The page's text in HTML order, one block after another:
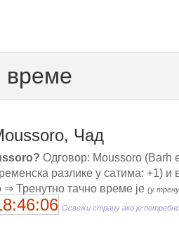
време
Чад
Одговор: Moussoro (Barh
разлике у сатима: +1) и
Тренутно тачно време је (у
Освежи страну ако је потребно